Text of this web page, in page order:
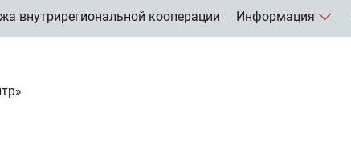
внутрирегиональной кооперации Информация